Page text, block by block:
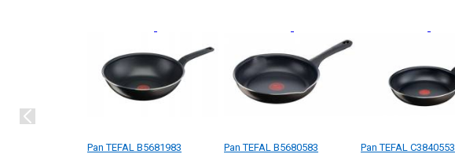
Pan TEFAL B5681983 Pan TEFAL B5680583 Pan TEFAL C3840553